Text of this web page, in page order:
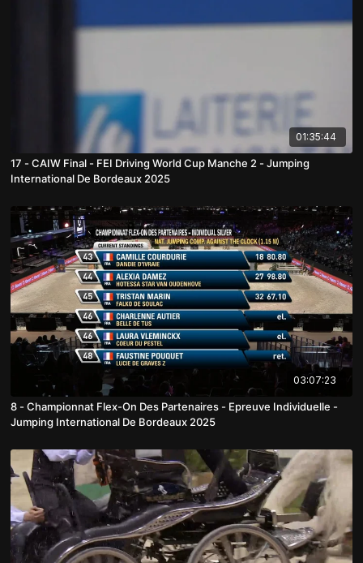
01:35:44
17 - CAIW Final - FEI Driving World Cup Manche 2 - Jumping
International De Bordeaux 2025
03:07:23
8 - Championnat Flex-On Des Partenaires - Epreuve Individuelle -
Jumping International De Bordeaux 2025